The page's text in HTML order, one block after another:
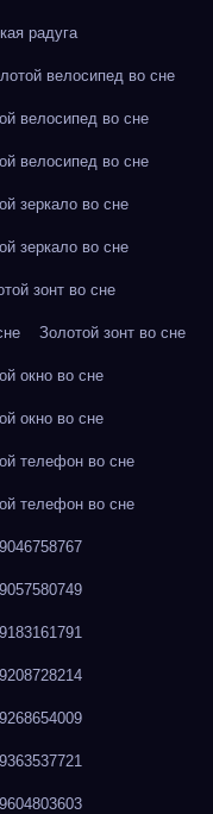
радуга
велосипед во сне
велосипед во сне
велосипед во сне
зеркало во сне
зеркало во сне
зонт во сне
Золотой зонт во сне
окно во сне
окно во сне
телефон во сне
телефон во сне